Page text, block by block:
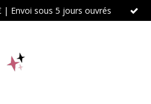
| Envoi sous 5 jours ouvrés